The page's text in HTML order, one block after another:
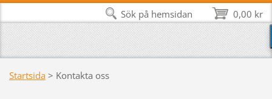
Startsida > Kontakta oss
0,00 kr
Sök på hemsidan